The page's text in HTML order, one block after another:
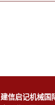
建信启记机械国